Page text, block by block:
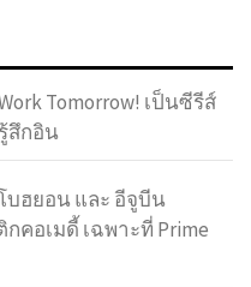
Tomorrow! เป็นซีรีส์
สึกอิน
บฮยอน และ อีจูบีน
คอเมดี้ เฉพาะที่ Prime